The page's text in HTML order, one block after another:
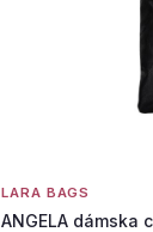
LARA BAGS
ANGELA dámska